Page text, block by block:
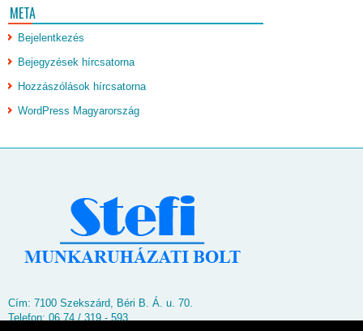
META
Bejelentkezés
Bejegyzések hírcsatorna
Hozzászólások hírcsatorna
WordPress Magyarország
Cím: 7100 Szekszárd, Béri B. Á. u. 70.
Telefon: 06 74 / 319 - 593